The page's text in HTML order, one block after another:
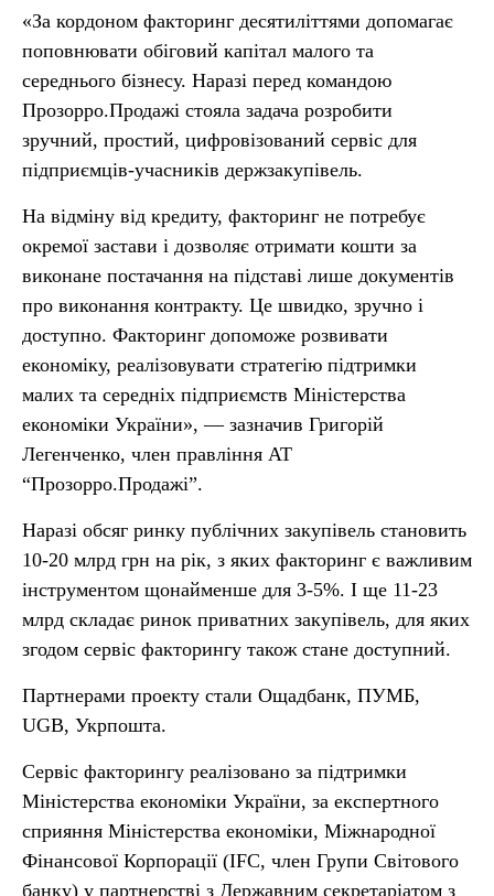
«За кордоном факторинг десятиліттями допомагає
поповнювати обіговий капітал малого та
середнього бізнесу. Наразі перед командою
Прозорро.Продажі стояла задача розробити
зручний, простий, цифровізований сервіс для
підприємців-учасників держзакупівель.
На відміну від кредиту, факторинг не потребує
окремої застави і дозволяє отримати кошти за
виконане постачання на підставі лише документів
про виконання контракту. Це швидко, зручно і
доступно. Факторинг допоможе розвивати
економіку, реалізовувати стратегію підтримки
малих та середніх підприємств Міністерства
економіки України», — зазначив Григорій
Легенченко, член правління АТ
“Прозорро.Продажі”.
Наразі обсяг ринку публічних закупівель становить
10-20 млрд грн на рік, з яких факторинг є важливим
інструментом щонайменше для 3-5%. І ще 11-23
млрд складає ринок приватних закупівель, для яких
згодом сервіс факторингу також стане доступний.
Партнерами проекту стали Ощадбанк, ПУМБ,
UGB, Укрпошта.
Сервіс факторингу реалізовано за підтримки
Міністерства економіки України, за експертного
сприяння Міністерства економіки, Міжнародної
Фінансової Корпорації (IFC, член Групи Світового
банку) у партнерстві з Державним секретаріатом з